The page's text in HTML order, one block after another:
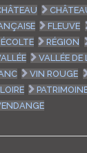
FLEUVE
RÉGION
VALLÉE DE
VIN ROUGE